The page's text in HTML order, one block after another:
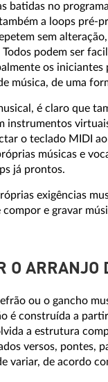
batidas no
a loops pré-
sem
podem ser
os iniciantes
música, de uma
é claro que
instrumentos
o teclado MIDI
músicas e
já prontos.
exigências
e gravar
O ARRANJO
ou o gancho
é construída a
a estrutura
versos, pontes,
variar, de acordo